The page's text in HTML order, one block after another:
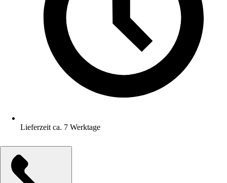
Lieferzeit ca. 7 Werktage